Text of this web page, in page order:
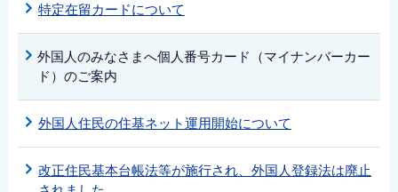
特定在留カードについて
外国人のみなさまへ個人番号カード（マイナンバーカー
ド）のご案内
外国人住民の住基ネット運用開始について
改正住民基本台帳法等が施行され、外国人登録法は廃止